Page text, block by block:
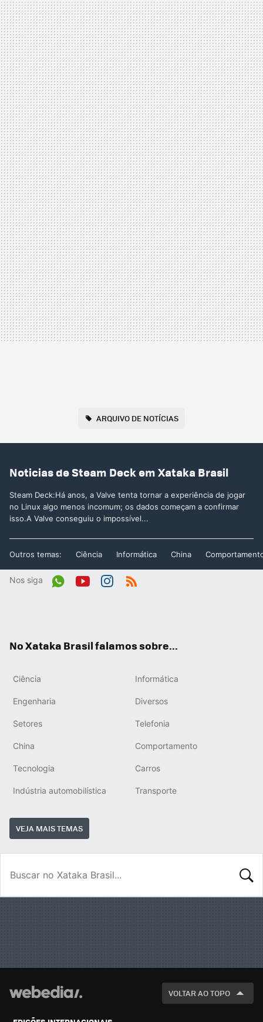
ARQUIVO DE NOTÍCIAS
Noticias de Steam Deck em Xataka Brasil
Steam Deck:Há anos, a Valve tenta tornar a experiência de jogar
no Linux algo menos incomum; os dados começam a confirmar
isso.A Valve conseguiu o impossível...
Outros temas: Ciência Informática China
Nos siga
No Xataka Brasil falamos sobre...
Ciência Informática
Engenharia Diversos
Setores Telefonia
China Comportamento
Tecnologia Carros
Indústria automobilística Transporte
VEJA MAIS TEMAS
VOLTAR AO TOPO